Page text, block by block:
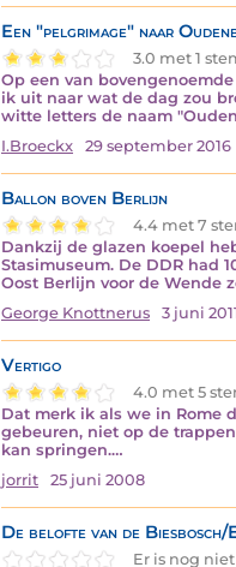
Een "pelgrimage" naar
3.0 met 1
Op een van
ik uit naar wat de dag zou
witte letters de naam
I.Broeckx
29 september 2016
Ballon boven Berlijn
4.4 met 7
Dankzij de glazen koepel
Stasimuseum. De DDR had
Oost Berlijn voor de Wende
George Knottnerus
3 juni
Vertigo
4.0 met 5
Dat merk ik als we in Rome
gebeuren, niet op de
kan springen.…
jorrit
25 juni 2008
De belofte van de
Er is nog